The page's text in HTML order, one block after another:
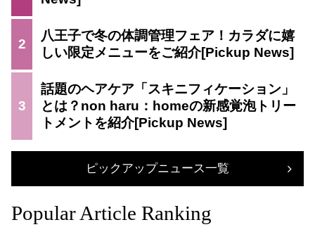
2
八王子で冬の体調管理フェア！カラダに嬉
しい限定メニューをご紹介
3
話題のヘアケア「スキニフィケーション」
とは？non haru：homeの新感覚泡トリー
トメントを紹介
ピックアップニュース一覧
Popular Article Ranking